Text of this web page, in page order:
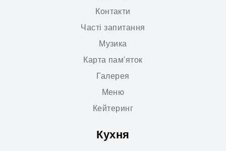
Контакти
Часті запитання
Музика
Карта пам'яток
Галерея
Меню
Кейтеринг
Кухня